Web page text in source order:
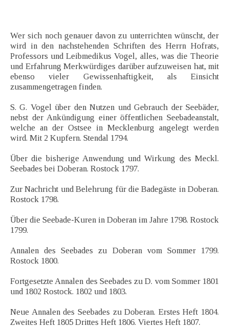
Wer sich noch genauer davon zu unterrichten wünscht, der
wird in den nachstehenden Schriften des Herrn Hofrats,
Professors und Leibmedikus Vogel, alles, was die Theorie
und Erfahrung Merkwürdiges darüber aufzuweisen hat, mit
ebenso vieler Gewissenhaftigkeit, als Einsicht
zusammengetragen finden.
S. G. Vogel über den Nutzen und Gebrauch der Seebäder,
nebst der Ankündigung einer öffentlichen Seebadeanstalt,
welche an der Ostsee in Mecklenburg angelegt werden
wird. Mit 2 Kupfern. Stendal 1794.
Über die bisherige Anwendung und Wirkung des Meckl.
Seebades bei Doberan. Rostock 1797.
Zur Nachricht und Belehrung für die Badegäste in Doberan.
Rostock 1798.
Über die Seebade-Kuren in Doberan im Jahre 1798. Rostock
1799.
Annalen des Seebades zu Doberan vom Sommer 1799.
Rostock 1800.
Fortgesetzte Annalen des Seebades zu D. vom Sommer 1801
und 1802 Rostock. 1802 und 1803.
Neue Annalen des Seebades zu Doberan. Erstes Heft 1804.
Zweites Heft 1805 Drittes Heft 1806. Viertes Heft 1807.